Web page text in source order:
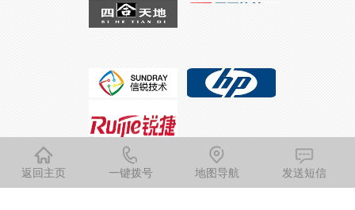
版权所有：山东教友信息科技有限公司
咨询热线：053158669911
返回主页 一键拨号 地图导航 发送短信